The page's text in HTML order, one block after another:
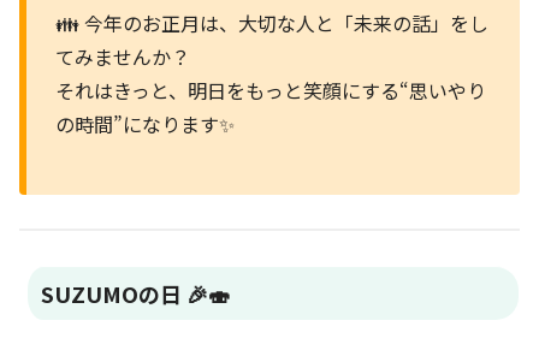
👪 今年のお正月は、大切な人と「未来の話」をし
てみませんか？
それはきっと、明日をもっと笑顔にする“思いやり
の時間”になります✨
SUZUMOの日 🎉🍣